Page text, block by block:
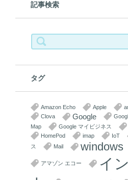
記事検索
検
索:
タグ
Amazon Echo Apple
Clova
Google
Map
Google マイビジネス
HomePod
imap IoT
ス
Mail windows
アマゾン エコー
イ